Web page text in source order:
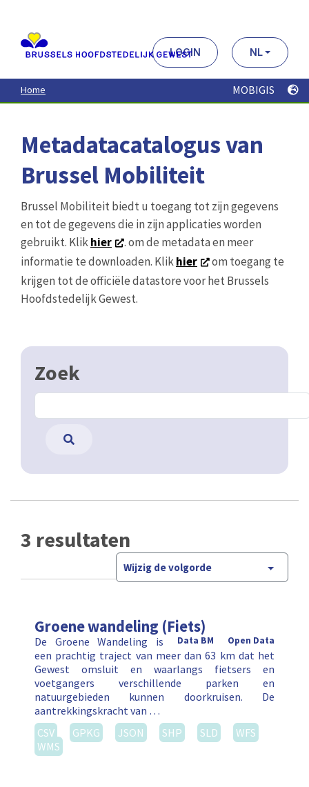
contenu
principal
LOGIN NL
Home MOBIGIS
Metadatacatalogus van
Brussel Mobiliteit
Brussel Mobiliteit biedt u toegang tot zijn gegevens
en tot de gegevens die in zijn applicaties worden
gebruikt. Klikhier
. om de metadata en meer
informatie te downloaden. Klikhier
om toegang te
krijgen tot de officiële datastore voor het Brussels
Hoofdstedelijk Gewest.
Zoek
3 resultaten
Wijzig de volgorde
Groene wandeling (Fiets)
Open Data
Data BM
De Groene Wandeling is
een prachtig traject van meer dan 63 km dat het
Gewest omsluit en waarlangs fietsers en
voetgangers verschillende parken en
natuurgebieden kunnen doorkruisen. De
aantrekkingskracht van …
CSV
GPKG JSON SHP SLD
WFS
WMS